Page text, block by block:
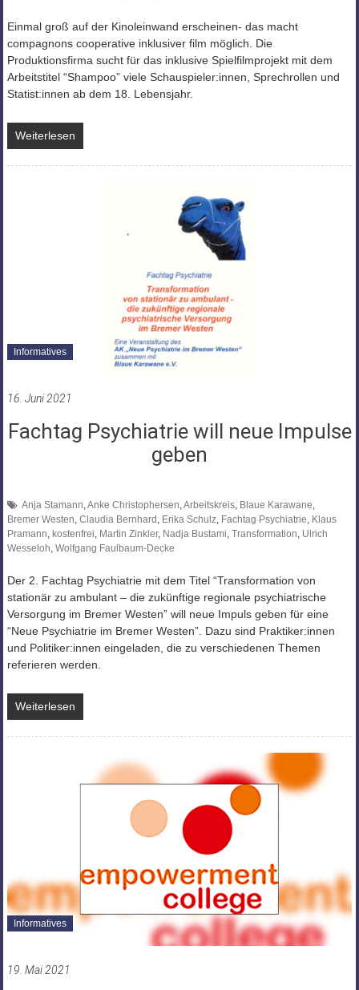
Einmal groß auf der Kinoleinwand erscheinen- das macht
compagnons cooperative inklusiver film möglich. Die
Produktionsfirma sucht für das inklusive Spielfilmprojekt mit dem
Arbeitstitel “Shampoo” viele Schauspieler:innen, Sprechrollen und
Statist:innen ab dem 18. Lebensjahr.
Weiterlesen
Informatives
16. Juni 2021
Fachtag Psychiatrie will neue Impulse
geben
Anja Stamann,Anke Christophersen,Arbeitskreis, Blaue Karawane,
Bremer Westen, Claudia Bernhard , Erika Schulz, Fachtag Psychiatrie, Klaus
Pramann, kostenfrei, Martin Zinkler, Nadja Bustami, Transformation, Ulrich
Wesseloh, Wolfgang Faulbaum-Decke
Der 2. Fachtag Psychiatrie mit dem Titel “Transformation von
stationär zu ambulant – die zukünftige regionale psychiatrische
Versorgung im Bremer Westen” will neue Impuls geben für eine
“Neue Psychiatrie im Bremer Westen”. Dazu sind Praktiker:innen
und Politiker:innen eingeladen, die zu verschiedenen Themen
referieren werden.
Weiterlesen
Informatives
19. Mai 2021